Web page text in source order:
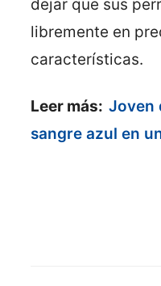
dejar que sus
libremente en
características.
Leer más: Joven
sangre azul en